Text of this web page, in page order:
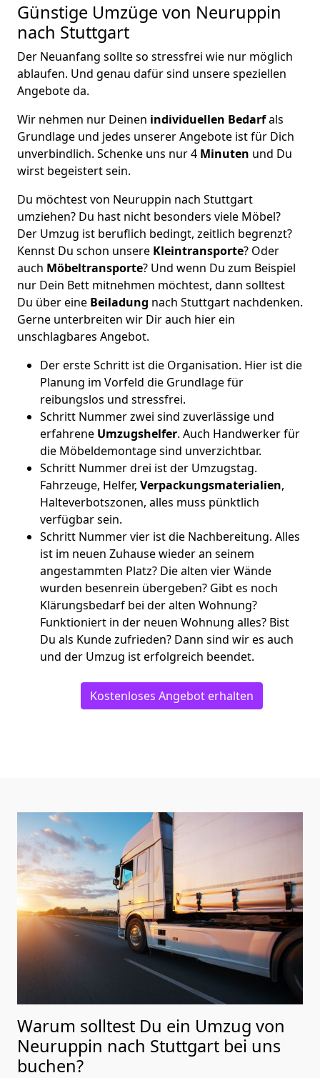
Günstige Umzüge von Neuruppin
nach Stuttgart
Der Neuanfang sollte so stressfrei wie nur möglich
ablaufen. Und genau dafür sind unsere speziellen
Angebote da.
Wir nehmen nur Deinen individuellen Bedarfals
Grundlage und jedes unserer Angebote ist für Dich
unverbindlich. Schenke uns nur 4 Minuten und Du
wirst begeistert sein.
Du möchtest von Neuruppin nach Stuttgart
umziehen? Du hast nicht besonders viele Möbel?
Der Umzug ist beruflich bedingt, zeitlich begrenzt?
Kennst Du schon unsere Kleintransporte? Oder
auch Möbeltransporte? Und wenn Du zum Beispiel
nur Dein Bett mitnehmen möchtest, dann solltest
Du über eine Beiladung nach Stuttgart nachdenken.
Gerne unterbreiten wir Dir auch hier ein
unschlagbares Angebot.
Der erste Schritt ist die Organisation. Hier ist die
Planung im Vorfeld die Grundlage für
reibungslos und stressfrei.
Schritt Nummer zwei sind zuverlässige und
erfahrene Umzugshelfer. Auch Handwerker für
die Möbeldemontage sind unverzichtbar.
Schritt Nummer drei ist der Umzugstag.
Fahrzeuge, Helfer, Verpackungsmaterialien,
Halteverbotszonen, alles muss pünktlich
verfügbar sein.
Schritt Nummer vier ist die Nachbereitung. Alles
ist im neuen Zuhause wieder an seinem
angestammten Platz? Die alten vier Wände
wurden besenrein übergeben? Gibt es noch
Klärungsbedarf bei der alten Wohnung?
Funktioniert in der neuen Wohnung alles? Bist
Du als Kunde zufrieden? Dann sind wir es auch
und der Umzug ist erfolgreich beendet.
Kostenloses Angebot erhalten
Warum solltest Du ein Umzug von
Neuruppin nach Stuttgart bei uns
buchen?